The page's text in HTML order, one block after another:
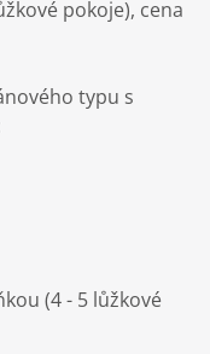
pokoje), cena
typu s
(4 - 5 lůžkové